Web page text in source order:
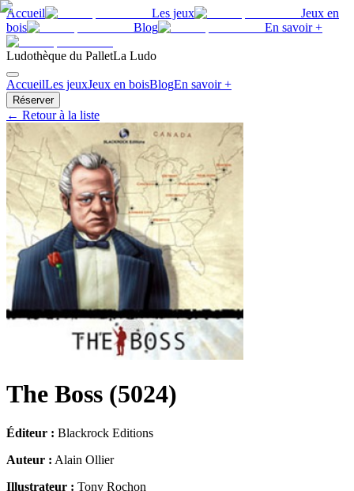
Accueil Les jeux
Jeux en
bois
Blog En savoir +
Ludothèque du PalletLa Ludo
AccueilLes jeuxJeux en boisBlogEn savoir +
Réserver
← Retour à la liste
The Boss (5024)
Éditeur : Blackrock Editions
Auteur : Alain Ollier
Illustrateur : Tony Rochon